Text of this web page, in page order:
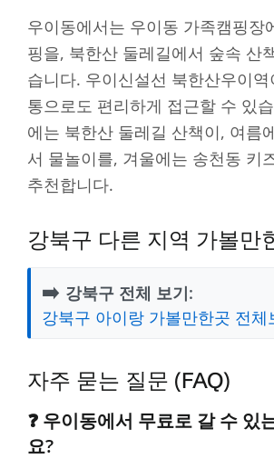
우이동에서는 우이동 가족캠핑장
핑을, 북한산 둘레길에서 숲속 산
습니다. 우이신설선 북한산우이역
통으로도 편리하게 접근할 수 있
에는 북한산 둘레길 산책이, 여름
서 물놀이를, 겨울에는 송천동 키
추천합니다.
강북구 다른 지역 가볼만
➡️ 강북구 전체 보기:
강북구 아이랑 가볼만한곳 전체
자주 묻는 질문 (FAQ)
❓ 우이동에서 무료로 갈 수 있
요?